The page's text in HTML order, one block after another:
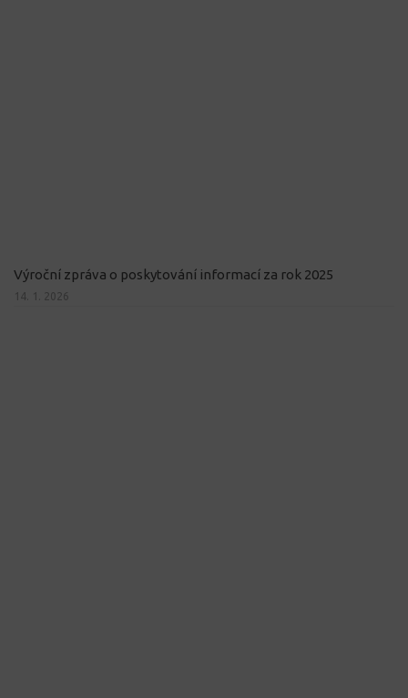
Výroční zpráva o poskytování informací za rok 2025
14. 1. 2026